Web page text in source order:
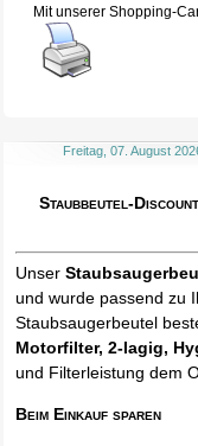
Mit unserer Shopping-
Freitag, 07. August
Staubbeutel-Discount
Unser
und wurde passend zu
Staubsaugerbeutel
Motorfilter, 2-lagig,
und Filterleistung dem
Beim Einkauf sparen